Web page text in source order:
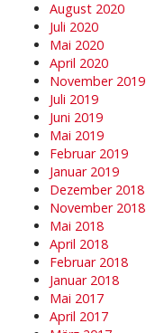
August 2020
Juli 2020
Mai 2020
April 2020
November 2019
Juli 2019
Juni 2019
Mai 2019
Februar 2019
Januar 2019
Dezember 2018
November 2018
Mai 2018
April 2018
Februar 2018
Januar 2018
Mai 2017
April 2017